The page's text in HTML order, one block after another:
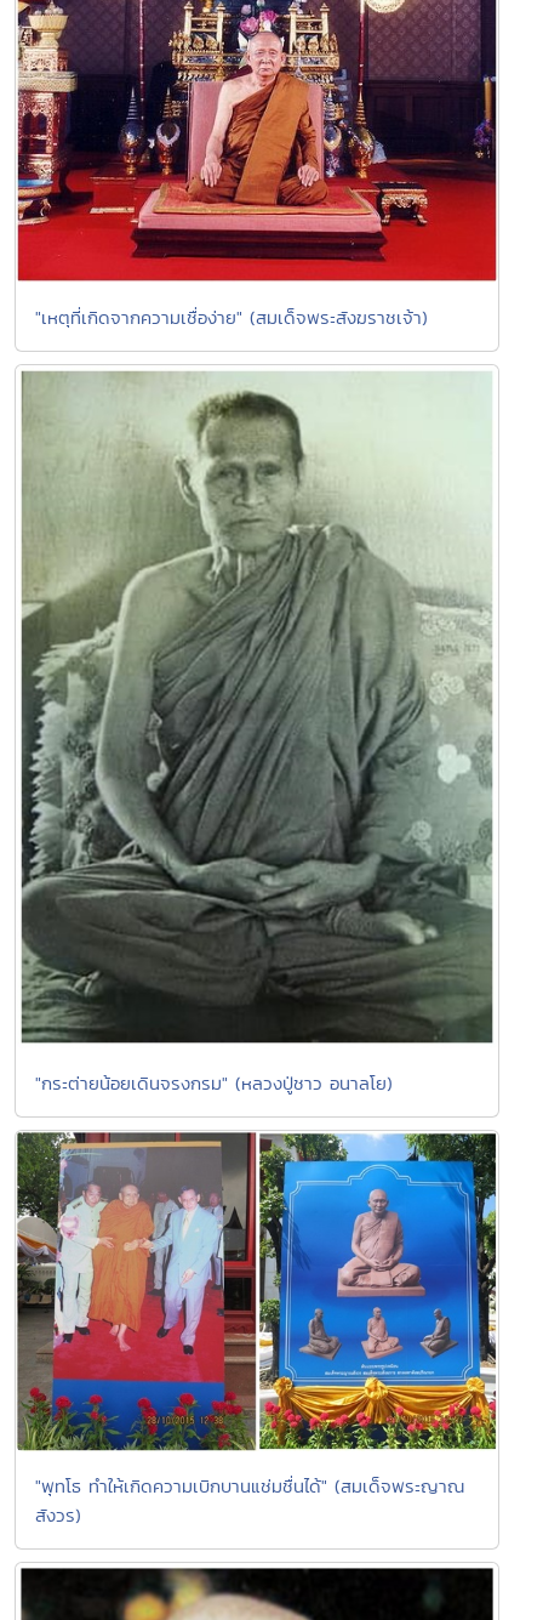
"เหตุที่เกิดจากความเชื่อง่าย" (สมเด็จพระสังฆราชเจ้า)
"กระต่ายน้อยเดินจรงกรม" (หลวงปู่ชาว อนาลโย)
"พุทโธ ทำให้เกิดความเบิกบานแช่มชื่นได้" (สมเด็จพระญาณ
สังวร)